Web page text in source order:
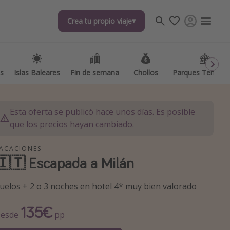
Crea tu propio viaje
Islas Baleares Fin de semana Chollos Parques
Crea tu propio viaje
Islas Baleares Fin de semana Chollos Parques
destinos
Esta oferta se publicó hace unos días. Es posible
que los precios hayan cambiado.
Escapada a Milán
+ 2 o 3 noches en hotel 4* muy bien valorado
135€ pp